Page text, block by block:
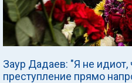
Заур Дадаев: "Я не
преступление прямо